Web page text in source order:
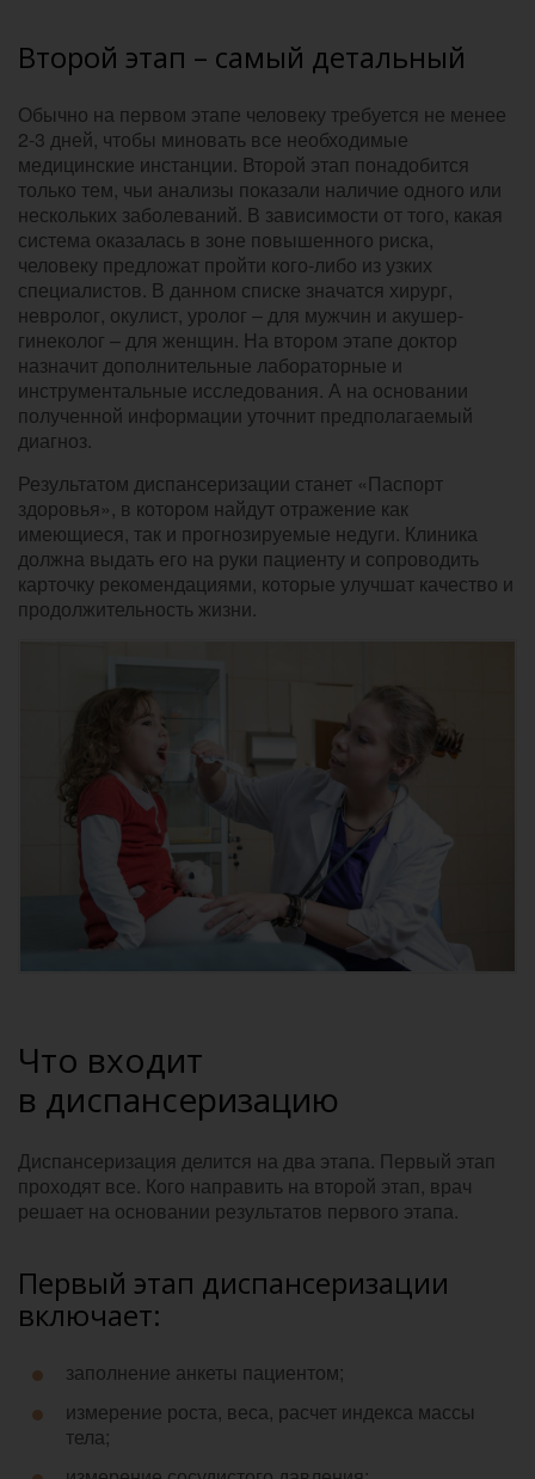
Второй этап – самый детальный
Обычно на первом этапе человеку требуется не менее
2-3 дней, чтобы миновать все необходимые
медицинские инстанции. Второй этап понадобится
только тем, чьи анализы показали наличие одного или
нескольких заболеваний. В зависимости от того, какая
система оказалась в зоне повышенного риска,
человеку предложат пройти кого-либо из узких
специалистов. В данном списке значатся хирург,
невролог, окулист, уролог – для мужчин и акушер-
гинеколог – для женщин. На втором этапе доктор
назначит дополнительные лабораторные и
инструментальные исследования. А на основании
полученной информации уточнит предполагаемый
диагноз.
Результатом диспансеризации станет «Паспорт
здоровья», в котором найдут отражение как
имеющиеся, так и прогнозируемые недуги. Клиника
должна выдать его на руки пациенту и сопроводить
карточку рекомендациями, которые улучшат качество и
продолжительность жизни.
Что входит
в диспансеризацию
Диспансеризация делится на два этапа. Первый этап
проходят все. Кого направить на второй этап, врач
решает на основании результатов первого этапа.
Первый этап диспансеризации
включает:
заполнение анкеты пациентом;
измерение роста, веса, расчет индекса массы
тела;